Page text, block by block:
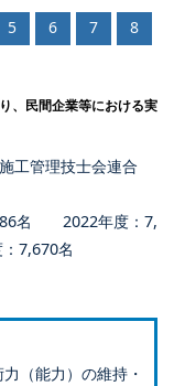
5 6 7 8
、民間企業等における実
工管理技士会連合
名 2022年度：7,
7,670名
（能力）の維持・